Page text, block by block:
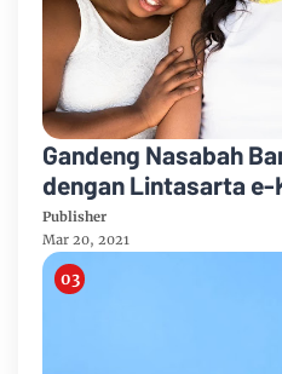
Gandeng Nasabah
dengan Lintasarta e-
Publisher
Mar 20, 2021